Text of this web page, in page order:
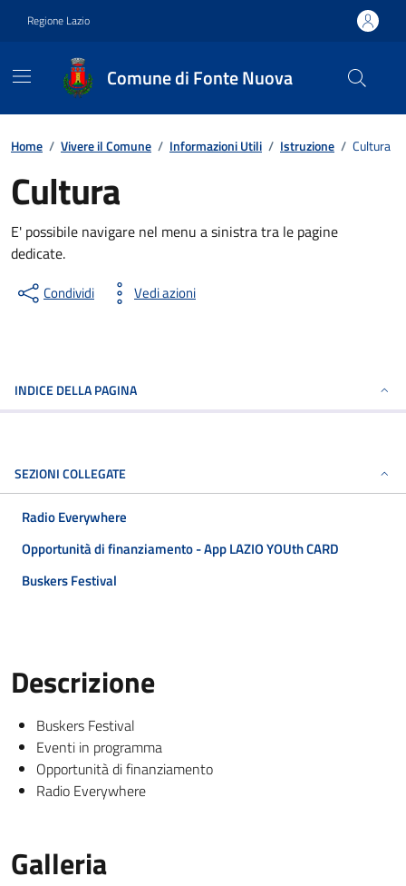
Regione Lazio
Comune di Fonte Nuova
Contenuti in evidenza
Home / Vivere il Comune / Informazioni Utili / Istruzione / Cultura
Cultura
E' possibile navigare nel menu a sinistra tra le pagine
dedicate.
Condividi Vedi azioni
INDICE DELLA PAGINA
SEZIONI COLLEGATE
Radio Everywhere
Opportunità di finanziamento - App LAZIO YOUth CARD
Buskers Festival
Descrizione
Buskers Festival
Eventi in programma
Opportunità di finanziamento
Radio Everywhere
Galleria